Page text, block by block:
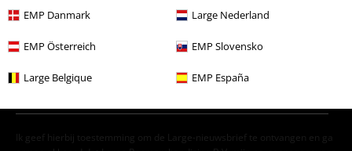
EMP Danmark Large Nederland
EMP Österreich EMP Slovensko
Large Belgique EMP España
E-mailnieuwsbrief
korting!Meer info
Ik geef hierbij toestemming om de Large-nieuwsbrief te ontvangen en ga